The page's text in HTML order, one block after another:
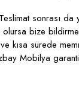
Teslimat sonrası da
olursa bize
kısa sürede
Mobilya